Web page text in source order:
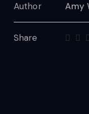
Author
Amy
Share